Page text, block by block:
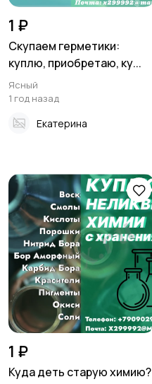
1 ₽
Скупаем герметики:
куплю, приобретаю, ку...
Ясный
1 год назад
Екатерина
1 ₽
Куда деть старую химию?